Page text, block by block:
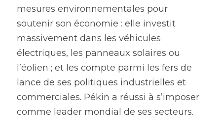
mesures environnementales pour
soutenir son économie : elle investit
massivement dans les véhicules
électriques, les panneaux solaires ou
l’éolien ; et les compte parmi les fers de
lance de ses politiques industrielles et
commerciales. Pékin a réussi à s’imposer
comme leader mondial de ses secteurs.